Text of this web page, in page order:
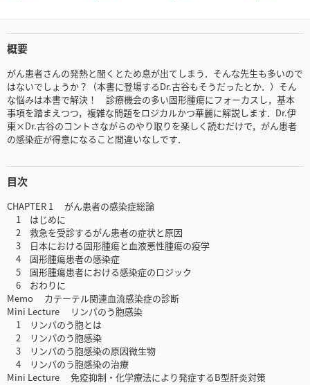
概要
がん患者さんの発熱と聞くとため息が出てしまう．そんな先生も多いので
はないでしょうか？（本書に登場するDr.古谷もそうだったとか．）そん
な悩みは本書で解決！ 診療機会の多い固形腫瘍にフォーカスし，基本
事項を踏まえつつ，複雑な問題をロジカルかつ華麗に解説します．Dr.伊
東×Dr.古谷のコントさながらのやり取りを楽しく読むだけで，がん患者
の感染症が得意になること間違いなしです．
目次
CHAPTER 1 がん患者の感染症総論
1 はじめに
2 救急を受診するがん患者の症状と原因
3 日本における固形腫瘍と血液悪性腫瘍の疫学
4 固形腫瘍患者の感染症
5 固形腫瘍患者における感染症のロジック
6 おわりに
Memo カテーテル関連血流感染症の診断
Mini Lecture リンパのう胞感染
1 リンパのう胞とは
2 リンパのう胞感染
3 リンパのう胞感染の原因微生物
4 リンパのう胞感染の治療
Mini Lecture 免疫抑制・化学療法により発症するB型肝炎対策